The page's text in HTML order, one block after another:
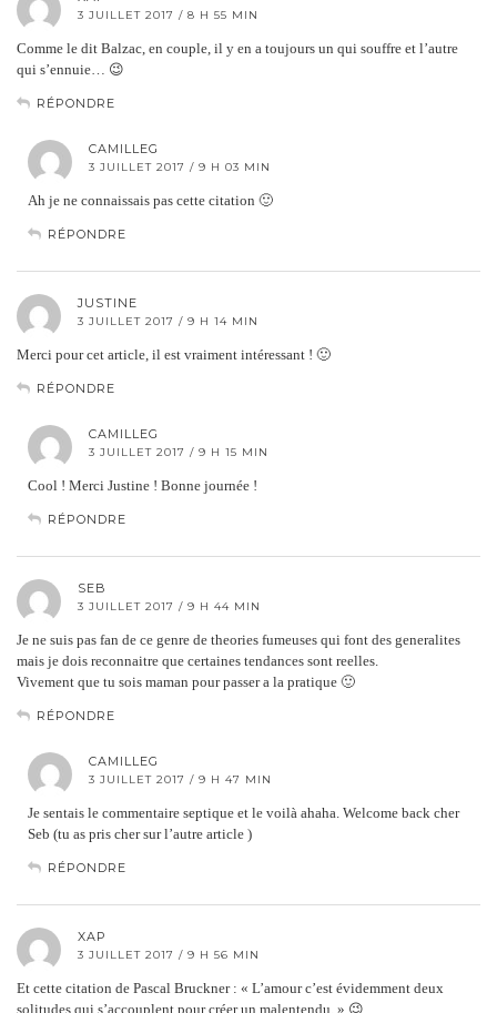
3 JUILLET 2017 / 8 H 55 MIN
Comme le dit Balzac, en couple, il y en a toujours un qui souffre et l’autre
qui s’ennuie… 😉
RÉPONDRE
CAMILLEG
3 JUILLET 2017 / 9 H 03 MIN
Ah je ne connaissais pas cette citation 🙂
RÉPONDRE
JUSTINE
3 JUILLET 2017 / 9 H 14 MIN
Merci pour cet article, il est vraiment intéressant ! 🙂
RÉPONDRE
CAMILLEG
3 JUILLET 2017 / 9 H 15 MIN
Cool ! Merci Justine ! Bonne journée !
RÉPONDRE
SEB
3 JUILLET 2017 / 9 H 44 MIN
Je ne suis pas fan de ce genre de theories fumeuses qui font des generalites
mais je dois reconnaitre que certaines tendances sont reelles.
Vivement que tu sois maman pour passer a la pratique 🙂
RÉPONDRE
CAMILLEG
3 JUILLET 2017 / 9 H 47 MIN
Je sentais le commentaire septique et le voilà ahaha. Welcome back cher
Seb (tu as pris cher sur l’autre article )
RÉPONDRE
XAP
3 JUILLET 2017 / 9 H 56 MIN
Et cette citation de Pascal Bruckner : « L’amour c’est évidemment deux
solitudes qui s’accouplent pour créer un malentendu. » 😉